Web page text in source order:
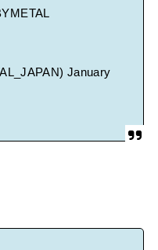
January